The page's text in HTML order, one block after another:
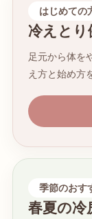
はじめての
冷えとり
足元から体を
え方と始め方
季節のおす
春夏の冷